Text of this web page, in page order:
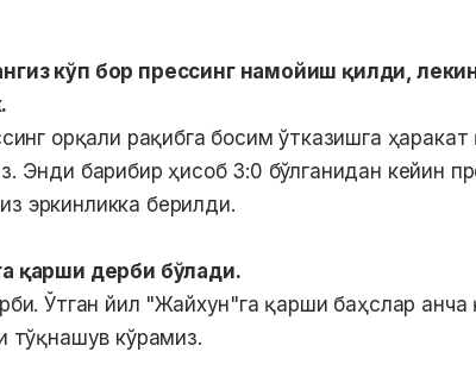
кўп бор прессинг намойиш қилди,
орқали рақибга босим ўтказишга ҳаракат
Энди барибир ҳисоб 3:0 бўлганидан кейин
эркинликка берилди.
қарши дерби бўлади.
Ўтган йил "Жайхун"га қарши баҳслар анча
тўқнашув кўрамиз.